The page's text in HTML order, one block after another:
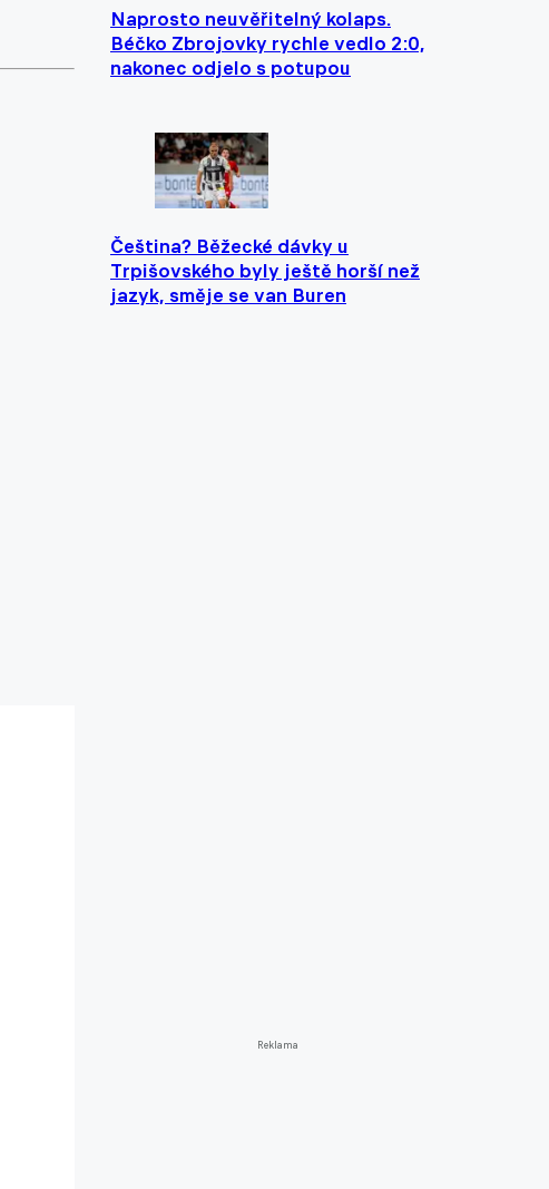
Naprosto neuvěřitelný kolaps.
Béčko Zbrojovky rychle vedlo 2:0,
nakonec odjelo s potupou
Čeština? Běžecké dávky u
Trpišovského byly ještě horší než
jazyk, směje se van Buren
Reklama